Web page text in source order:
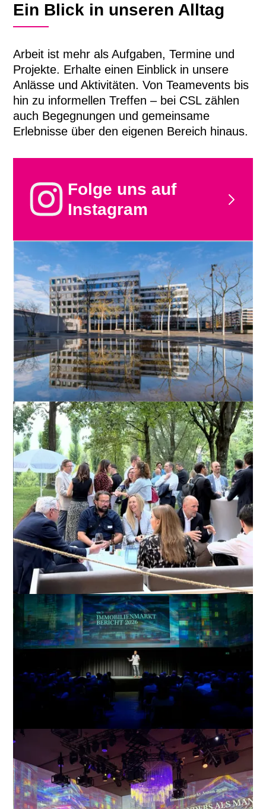
Ein Blick in unseren Alltag
Arbeit ist mehr als Aufgaben, Termine und
Projekte. Erhalte einen Einblick in unsere
Anlässe und Aktivitäten. Von Teamevents bis
hin zu informellen Treffen – bei CSL zählen
auch Begegnungen und gemeinsame
Erlebnisse über den eigenen Bereich hinaus.
Folge uns auf
Instagram